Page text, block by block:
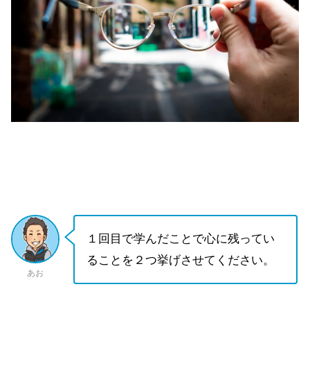
あお
１回目で学んだことで心に残ってい
ることを２つ挙げさせてください。